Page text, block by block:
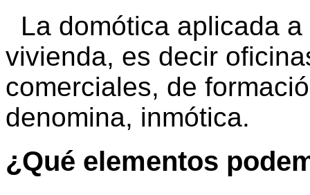
La domótica aplicada
vivienda, es decir
comerciales, de
denomina, inmótica.
¿Qué elementos